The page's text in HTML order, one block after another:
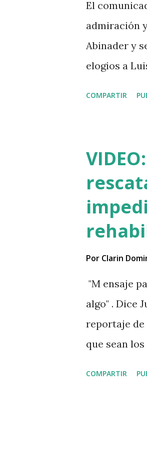
El
admiración
Abinader y
elogios a
COMPARTIR
Por Clarin
"M ensaje
algo" . Dice
reportaje de
que sean
VIDEO
COMPARTIR